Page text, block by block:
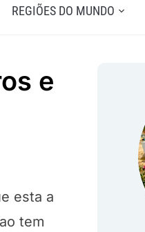
REGIÕES DO MUNDO
e
esta a
tem